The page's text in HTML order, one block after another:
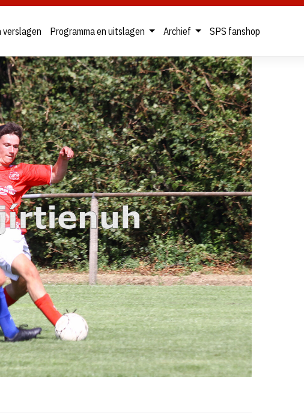
verslagen Programma en uitslagen Archief SPS fanshop